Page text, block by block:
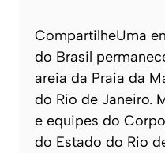
CompartilheUma
do Brasil
areia da Praia da
do Rio de Janeiro.
e equipes do
do Estado do Rio